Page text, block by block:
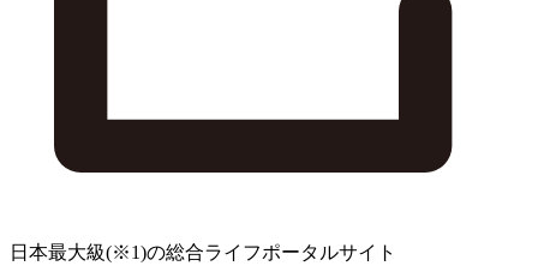
日本最大級(※1)の総合ライフポータルサイト